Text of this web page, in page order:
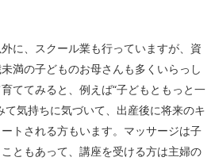
に、スクール業も行っていますが、資
満の子どものお母さんも多くいらっし
ててみると、例えば“子どもともっと一
て気持ちに気づいて、出産後に将来のキ
トされる方もいます。マッサージは子
ともあって、講座を受ける方は主婦の